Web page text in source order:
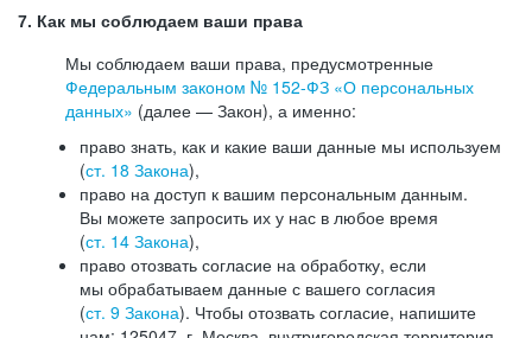
7. Как мы соблюдаем ваши права
Мы соблюдаем ваши права, предусмотренные
Федеральным законом № 152-ФЗ «О персональных
данных» (далее — Закон), а именно:
право знать, как и какие ваши данные мы используем
(ст. 18 Закона),
право на доступ к вашим персональным данным.
Вы можете запросить их у нас в любое время
(ст. 14 Закона),
право отозвать согласие на обработку, если
мы обрабатываем данные с вашего согласия
(ст. 9 Закона). Чтобы отозвать согласие, напишите